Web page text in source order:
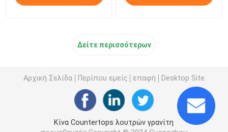
Δείτε περισσότερων
Αρχική Σελίδα Περίπου εμείς επαφή Desktop Site
Κίνα Countertops λουτρών γρανίτη